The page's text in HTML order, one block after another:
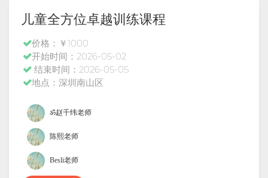
儿童全方位卓越训练课程
价格：￥1000
开始时间：2026-05-02
结束时间：2026-05-05
地点：深圳南山区
ॐ赵千纬老师
陈熙老师
Besli老师